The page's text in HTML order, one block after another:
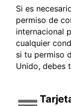
Si es
permiso de
internacional
cualquier
si tu permiso
Unido, debes